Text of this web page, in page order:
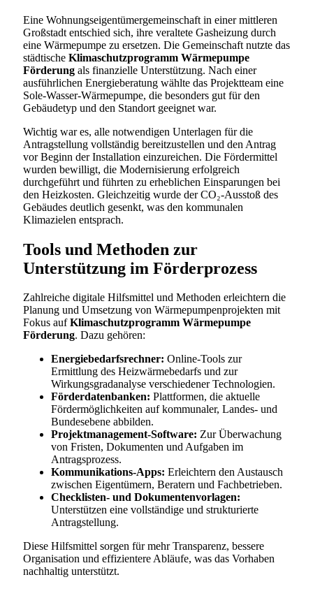
Eine Wohnungs­eigentümer­gemeinschaft in einer mittleren
Großstadt entschied sich, ihre veraltete Gasheizung durch
eine Wärmepumpe zu ersetzen. Die Gemeinschaft nutzte das
städtische Klimaschutzprogramm Wärmepumpe
Förderung als finanzielle Unterstützung. Nach einer
ausführlichen Energieberatung wählte das Projektteam eine
Sole-Wasser-Wärmepumpe, die besonders gut für den
Gebäudetyp und den Standort geeignet war.
Wichtig war es, alle notwendigen Unterlagen für die
Antragstellung vollständig bereitzustellen und den Antrag
vor Beginn der Installation einzureichen. Die Fördermittel
wurden bewilligt, die Modernisierung erfolgreich
durchgeführt und führten zu erheblichen Einsparungen bei
den Heizkosten. Gleichzeitig wurde der CO₂-Ausstoß des
Gebäudes deutlich gesenkt, was den kommunalen
Klimazielen entsprach.
Tools und Methoden zur
Unterstützung im Förderprozess
Zahlreiche digitale Hilfsmittel und Methoden erleichtern die
Planung und Umsetzung von Wärmepumpenprojekten mit
Fokus aufKlimaschutzprogramm Wärmepumpe
Förderung. Dazu gehören:
Energiebedarfsrechner: Online-Tools zur
Ermittlung des Heizwärmebedarfs und zur
Wirkungsgradanalyse verschiedener Technologien.
Förderdatenbanken: Plattformen, die aktuelle
Fördermöglichkeiten auf kommunaler, Landes- und
Bundesebene abbilden.
Projektmanagement-Software: Zur Überwachung
von Fristen, Dokumenten und Aufgaben im
Antragsprozess.
Kommunikations-Apps: Erleichtern den Austausch
zwischen Eigentümern, Beratern und Fachbetrieben.
Checklisten- und Dokumentenvorlagen:
Unterstützen eine vollständige und strukturierte
Antragstellung.
Diese Hilfsmittel sorgen für mehr Transparenz, bessere
Organisation und effizientere Abläufe, was das Vorhaben
nachhaltig unterstützt.